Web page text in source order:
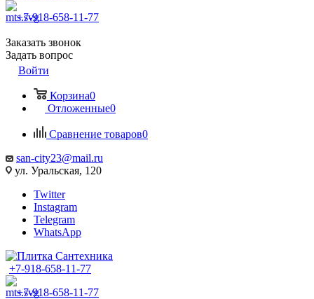
+7-918-658-11-77
Заказать звонок
Задать вопрос
Войти
Корзина0
Отложенные0
Сравнение товаров0
san-city23@mail.ru
ул. Уральская, 120
Twitter
Instagram
Telegram
WhatsApp
+7-918-658-11-77
+7-918-658-11-77